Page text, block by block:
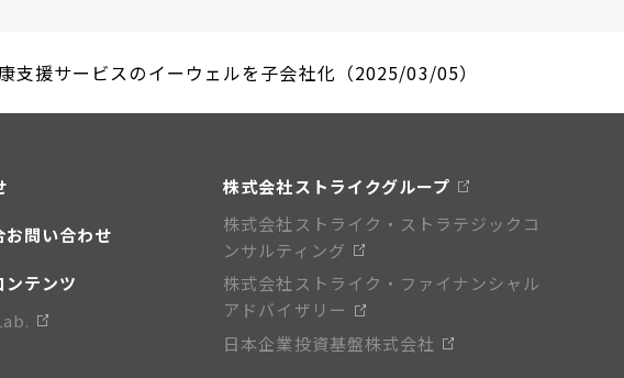
援サービスのイーウェルを子会社化（2025/03/05）
お問い合わせ
ンテンツ
株式会社ストライクグループ
株式会社ストライク・ストラテジックコ
ンサルティング
株式会社ストライク・ファイナンシャル
アドバイザリー
日本企業投資基盤株式会社